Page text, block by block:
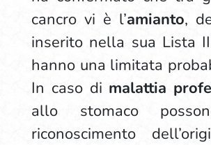
cancro vi è l’amianto,
inserito nella sua Lista
hanno una limitata
In caso di malattia
allo stomaco
riconoscimento